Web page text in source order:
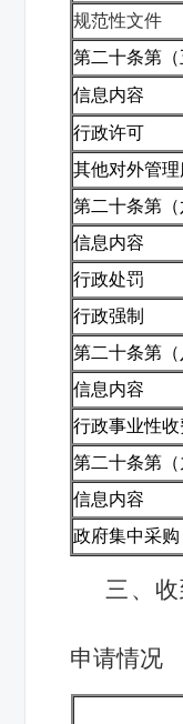
规范性文件
第二十条第
信息内容
行政许可
其他对外管
第二十条第
信息内容
行政处罚
行政强制
第二十条第
信息内容
行政事业性收
第二十条第
信息内容
政府集中采购
三、
申请情况